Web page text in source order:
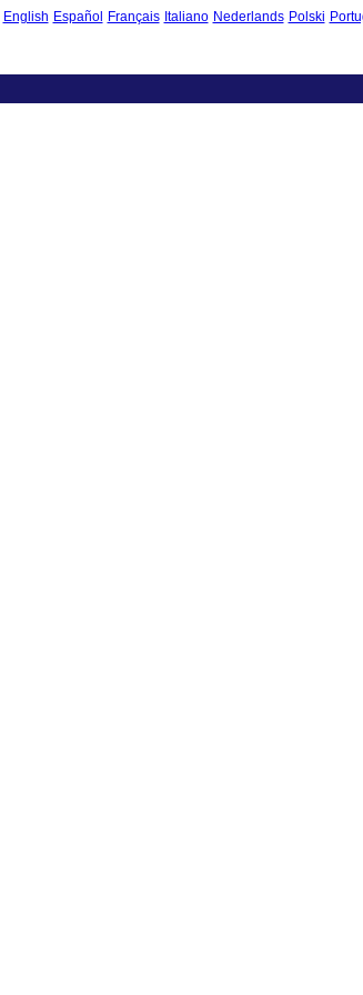
English Español Français Italiano Nederlands Polski